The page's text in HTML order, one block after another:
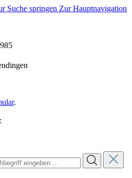
Suche springen Zur Hauptnavigation
.